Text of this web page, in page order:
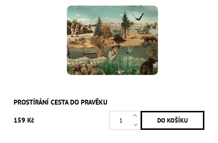
PROSTÍRÁNÍ CESTA DO PRAVĚKU
159 Kč